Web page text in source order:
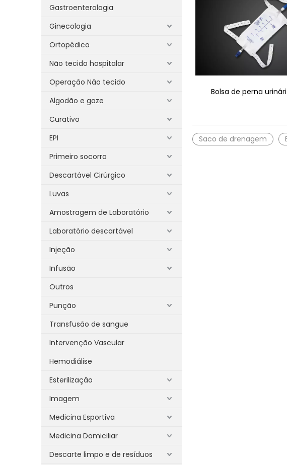
Gastroenterologia
Ginecologia
Ortopédico
Não tecido hospitalar
Operação Não tecido
Algodão e gaze
Curativo
EPI
Primeiro socorro
Descartável Cirúrgico
Luvas
Amostragem de Laboratório
Laboratório descartável
Injeção
Infusão
Outros
Punção
Transfusão de sangue
Intervenção Vascular
Hemodiálise
Esterilização
Imagem
Medicina Esportiva
Medicina Domiciliar
Descarte limpo e de resíduos
Bolsa de perna
Saco de drenagem